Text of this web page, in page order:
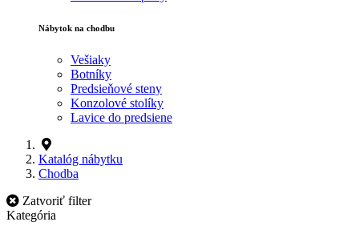
Nábytok na chodbu
Vešiaky
Botníky
Predsieňové steny
Konzolové stolíky
Lavice do predsiene
Katalóg nábytku
Chodba
Zatvoriť filter
Kategória